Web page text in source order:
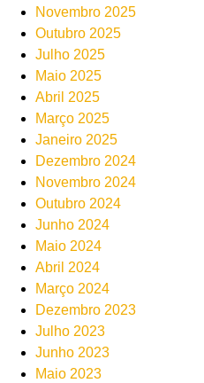
Novembro 2025
Outubro 2025
Julho 2025
Maio 2025
Abril 2025
Março 2025
Janeiro 2025
Dezembro 2024
Novembro 2024
Outubro 2024
Junho 2024
Maio 2024
Abril 2024
Março 2024
Dezembro 2023
Julho 2023
Junho 2023
Maio 2023